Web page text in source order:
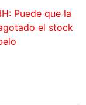
Puede que la
el stock